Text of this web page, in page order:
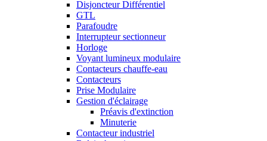
Disjoncteur Différentiel
GTL
Parafoudre
Interrupteur sectionneur
Horloge
Voyant lumineux modulaire
Contacteurs chauffe-eau
Contacteurs
Prise Modulaire
Gestion d'éclairage
Préavis d'extinction
Minuterie
Contacteur industriel